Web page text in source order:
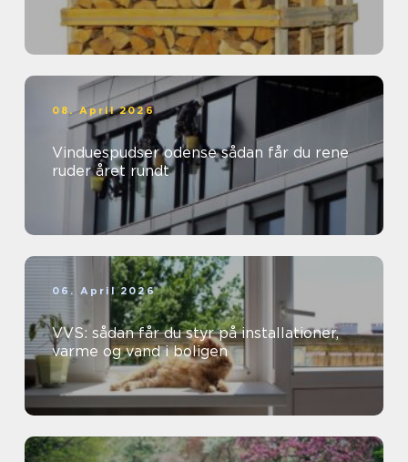
08. April 2026
Vinduespudser odense sådan får du rene
ruder året rundt
06. April 2026
VVS: sådan får du styr på installationer,
varme og vand i boligen